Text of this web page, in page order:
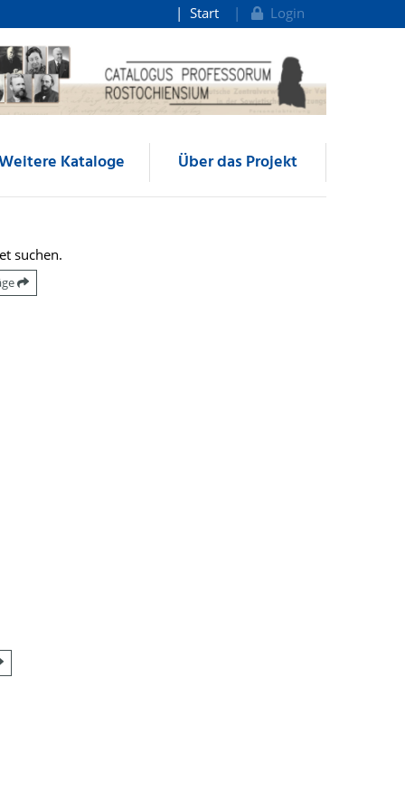
Start Login
Kataloge Über das Projekt
suchen.